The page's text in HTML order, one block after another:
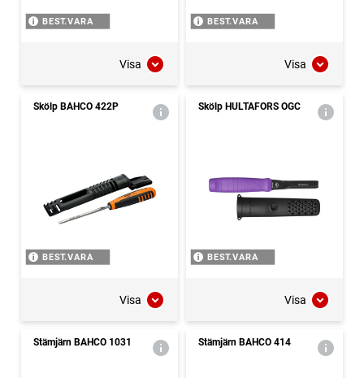
BEST.VARA
Visa
BEST.VARA
Visa
Skölp BAHCO 422P
BEST.VARA
Visa
Skölp HULTAFORS OGC
BEST.VARA
Visa
Stämjärn BAHCO 1031 Stämjärn BAHCO 414